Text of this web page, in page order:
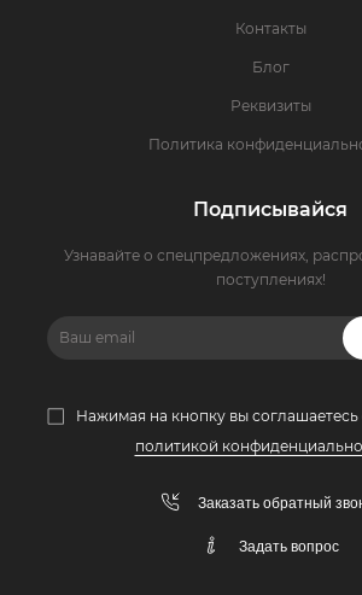
Контакты
Блог
Реквизиты
Политика
Подписывайся
Узнавайте о спецпредложениях,
поступлениях!
Нажимая на кнопку вы соглашаетесь
политикой
Заказать обратный
Задать вопрос